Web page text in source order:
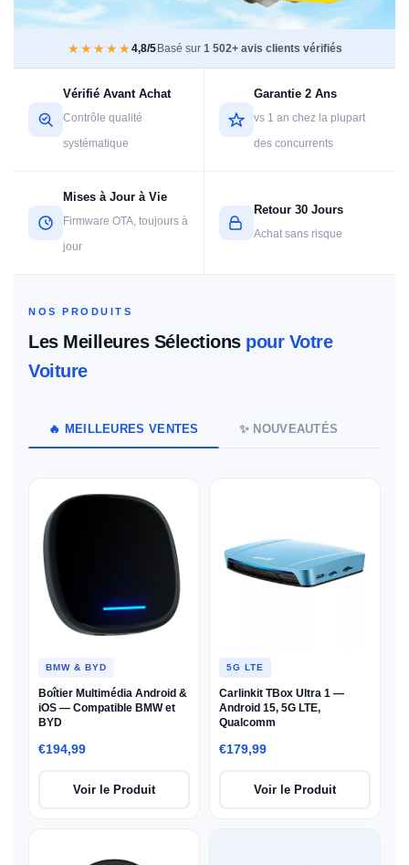
★★★★★4,8/5Basé sur 1 502+ avis clients vérifiés
Vérifié Avant Achat
Contrôle qualité
systématique
Garantie 2 Ans
vs 1 an chez la plupart
des concurrents
Mises à Jour à Vie
Firmware OTA, toujours à
jour
Retour 30 Jours
Achat sans risque
NOS PRODUITS
Les Meilleures Sélections pour Votre
Voiture
🔥 MEILLEURES VENTES ✨ NOUVEAUTÉS
BMW & BYD
Boîtier Multimédia Android &
iOS — Compatible BMW et
BYD
€194,99
Voir le Produit
5G LTE
Carlinkit TBox Ultra 1 —
Android 15, 5G LTE,
Qualcomm
€179,99
Voir le Produit